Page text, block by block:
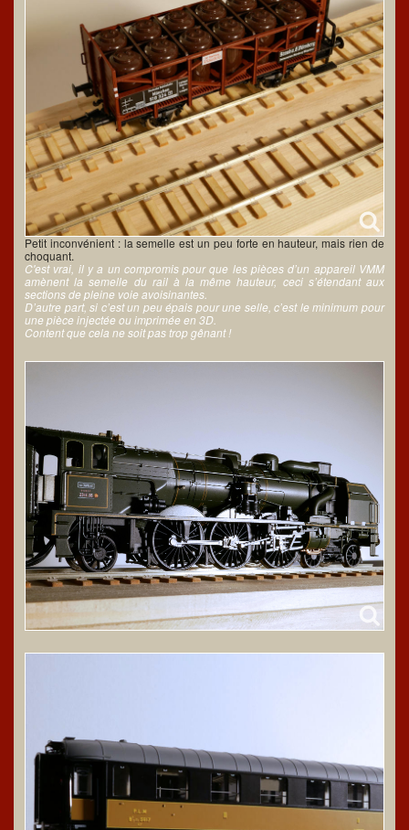
Petit inconvénient : la semelle est un peu forte en hauteur, mais rien de
choquant.
C'est vrai, il y a un compromis pour que les pièces d’un appareil VMM
amènent la semelle du rail à la même hauteur, ceci s’étendant aux
sections de pleine voie avoisinantes.
D’autre part, si c’est un peu épais pour une selle, c’est le minimum pour
une pièce injectée ou imprimée en 3D.
Content que cela ne soit pas trop gênant !